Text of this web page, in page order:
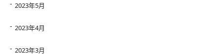
2023年5月
2023年4月
2023年3月